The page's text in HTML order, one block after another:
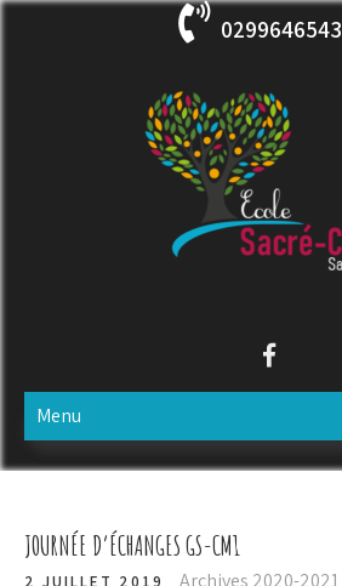
Skip
0299646543
ECOLE SACRE COEUR
Menu
JOURNÉE D’ÉCHANGES GS-CM1
2 JUILLET 2019 Archives 2020-2021